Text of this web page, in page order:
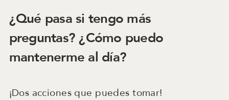
¿Qué pasa si tengo más
preguntas? ¿Cómo puedo
mantenerme al día?
¡Dos acciones que puedes tomar!